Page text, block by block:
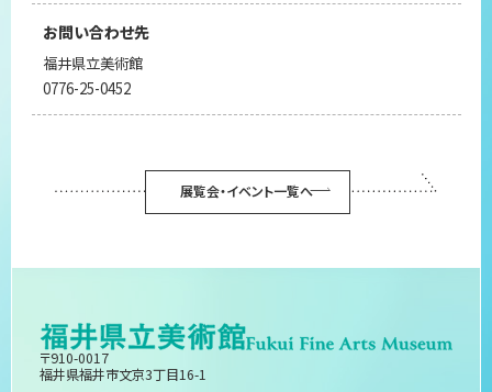
お問い合わせ先
福井県立美術館
0776-25-0452
展覧会・イベント一覧へ
〒910-0017
福井県福井市文京3丁目16-1